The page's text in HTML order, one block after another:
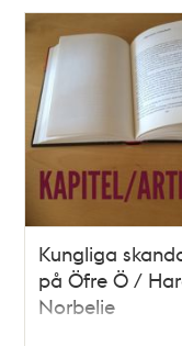
Relaterade
poster
och
teman
Kungliga
på Öfre Ö /
Norbelie